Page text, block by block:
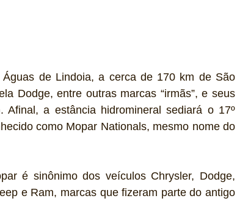
de Lindoia, a cerca de 170 km de São
Dodge, entre outras marcas “irmãs”, e seus
a estância hidromineral sediará o 17º
como Mopar Nationals, mesmo nome do
é sinônimo dos veículos Chrysler, Dodge,
e Ram, marcas que fizeram parte do antigo